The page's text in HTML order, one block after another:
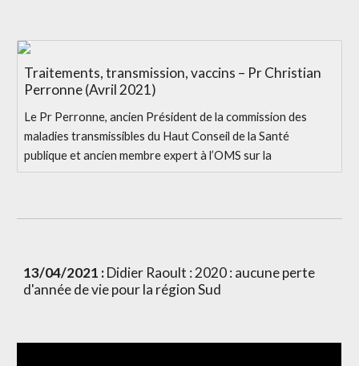
Traitements, transmission, vaccins – Pr Christian
Perronne (Avril 2021)
Le Pr Perronne, ancien Président de la commission des
maladies transmissibles du Haut Conseil de la Santé
publique et ancien membre expert à l’OMS sur la
13/04/2021 : Didier Raoult : 2020 : aucune perte
d'année de vie pour la région Sud